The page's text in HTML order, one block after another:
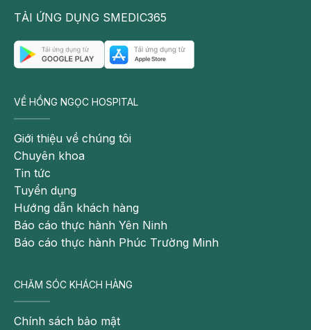
kháng sinh, thuốc lợi tiểu, thuốc chống co giật hoặc
Ống thận
thận. Ngoài ra, thiếu máu cục bộ do xuất huyết, sốc,
viêm tụy cấp, chấn thương… cũng gây tổn thương
thận.
Có thể bạn quan tâm:
Cảnh báo 13 dấu hiệu suy thận cần đi
khám ngay
6 triệu chứng suy thận ở nữ giới chị em
Nong mạch vành: Chỉ định, quy trình và
TẢI ỨNG DỤNG SMEDIC365
VỀ HỒNG NGỌC HOSPITAL
Giới thiệu về chúng tôi
Chuyên khoa
Tin tức
Tuyển dụng
Hướng dẫn khách hàng
Báo cáo thực hành Yên Ninh
Báo cáo thực hành Phúc Trường Minh
CHĂM SÓC KHÁCH HÀNG
Chính sách bảo mật